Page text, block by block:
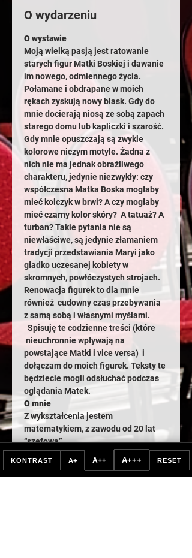
O wydarzeniu
O wystawie
Moją wielką pasją jest ratowanie
starych figur Matki Boskiej i dawanie
im nowego, odmiennego życia.
Połamane i obdrapane w moich
rękach zyskują nowy blask. Gdy do
mnie docierają niosą ze sobą zapach
starego domu lub kapliczki i szarość.
Gdy mnie opuszczają są zwykle
kolorowe niczym motyle. Żadna z
nich nie ma jednak obraźliwego
charakteru, jedynie niezwykły: czy
współczesna Matka Boska mogłaby
mieć kolczyk w brwi? A czy mogłaby
mieć czarny kolor skóry?  A tatuaż? A
turban? Takie pytania nie są
niewłaściwe, są jedynie złamaniem
tradycji przedstawiania Maryi jako
gładko uczesanej kobiety w
skromnych, powłóczystych strojach.
Renowacja figurek to dla mnie
również  cudowny czas przebywania
z samą sobą i własnymi myślami.
Spisuję te codzienne treści (które
nieuchronnie wpływają na
powstające Matki i vice versa)  i
dołączam do moich figurek. Teksty te
będziecie mogli odsłuchać podczas
oglądania Matek.
O mnie
Z wykształcenia jestem
matematykiem, z zawodu od 20 lat
“szefową”…
Pokaż więcej
KONTRAST A+ A++ A+++ RESET